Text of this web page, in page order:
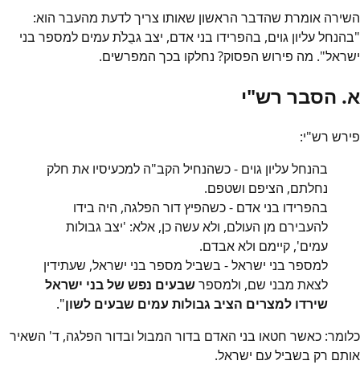
השירה אומרת שהדבר הראשון שאותו צריך לדעת מהעבר הוא:
"בהנחל עליון גוים, בהפרידו בני אדם, יצב גבֻלֹת עמים למספר בני
ישראל". מה פירוש הפסוק? נחלקו בכך המפרשים.
א. הסבר רש"י
פירש רש"י:
בהנחל עליון גוים - כשהנחיל הקב"ה למכעיסיו את חלק
נחלתם, הציפם ושטפם.
בהפרידו בני אדם - כשהפיץ דור הפלגה, היה בידו
להעבירם מן העולם, ולא עשה כן, אלא: 'יצב גבולות
עמים', קיימם ולא אבדם.
למספר בני ישראל - בשביל מספר בני ישראל, שעתידין
לצאת מבני שם, ולמספרשבעים נפש של בני ישראל
שירדו למצרים הציב גבולות עמים שבעים לשון".
כלומר: כאשר חטאו בני האדם בדור המבול ובדור הפלגה, ד' השאיר
אותם רק בשביל עם ישראל.